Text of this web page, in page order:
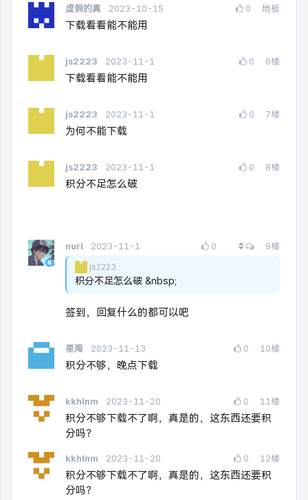
虚假的真 2023-10-15 0 地板
下载看看能不能用
js2223 2023-11-1 0 6楼
下载看看能不能用
js2223 2023-11-1 0 7楼
为何不能下载
js2223 2023-11-1 0 8楼
积分不足怎么破
nurl 2023-11-1 0 查看所有回复
9楼
js2223
积分不足怎么破 &nbsp;
签到，回复什么的都可以吧
星海 2023-11-13 0 10楼
积分不够，晚点下载
kkhlnm 2023-11-20 0 11楼
积分不够下载不了啊，真是的，这东西还要积
分吗？
kkhlnm 2023-11-20 0 12楼
积分不够下载不了啊，真是的，这东西还要积
分吗？